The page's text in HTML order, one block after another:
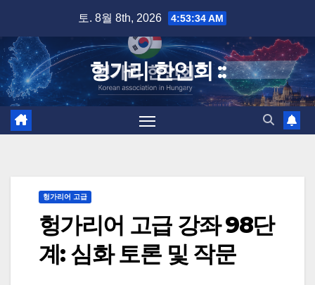
content
토. 8월 8th, 2026 4:53:34 AM
헝가리 한인회 ::
헝가리어 고급
헝가리어 고급 강좌 98단
계: 심화 토론 및 작문